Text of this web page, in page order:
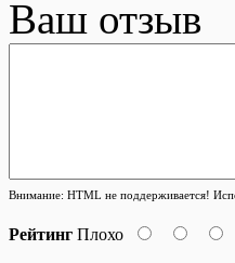
Ваш отзыв
Внимание: HTML не поддерживается!
Рейтинг Плохо